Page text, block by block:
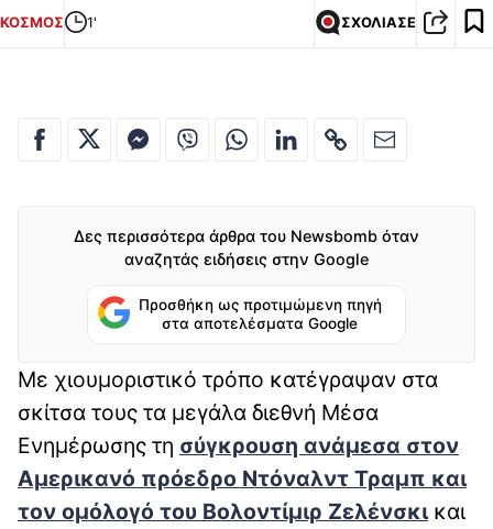
ΚΟΣΜΟΣ 1' ΣΧΟΛΙΑΣΕ
Δες περισσότερα άρθρα του Newsbomb όταν
αναζητάς ειδήσεις στην Google
Προσθήκη ως προτιμώμενη πηγή
στα αποτελέσματα Google
Με χιουμοριστικό τρόπο κατέγραψαν στα
σκίτσα τους τα μεγάλα διεθνή Μέσα
Ενημέρωσης τη σύγκρουση ανάμεσα στον
Αμερικανό πρόεδρο Ντόναλντ Τραμπ και
τον ομόλογό του Βολοντίμιρ Ζελένσκικαι